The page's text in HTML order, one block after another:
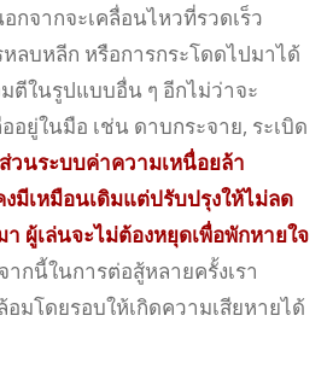
กจากจะเคลื่อนไหวที่รวดเร็ว
ลบหลีก หรือการกระโดดไปมาได้
ตีในรูปแบบอื่น ๆ อีกไม่ว่าจะ
อยู่ในมือ เช่น ดาบกระจาย, ระเบิด
ส่วนระบบค่าความเหนื่อยล้า
มีเหมือนเดิมแต่ปรับปรุงให้ไม่ลด
ผู้เล่นจะไม่ต้องหยุดเพื่อพักหายใจ
ากนี้ในการต่อสู้หลายครั้งเรา
มโดยรอบให้เกิดความเสียหายได้